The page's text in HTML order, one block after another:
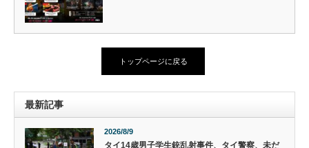
トップページに戻る
最新記事
2026/8/9
タイ14歳男子学生銃乱射事件、タイ警察、未だ